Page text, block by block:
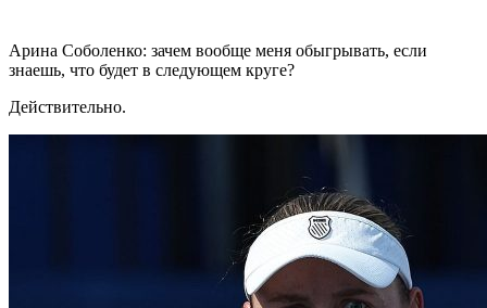
Арина Соболенко: зачем вообще меня обыгрывать, если
знаешь, что будет в следующем круге?
Действительно.